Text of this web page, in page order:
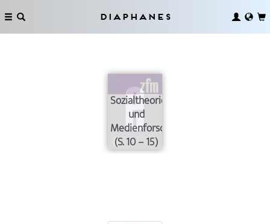
Diaphanes
Sozialtheorie
und
Medienforschung
(S. 10 – 15)